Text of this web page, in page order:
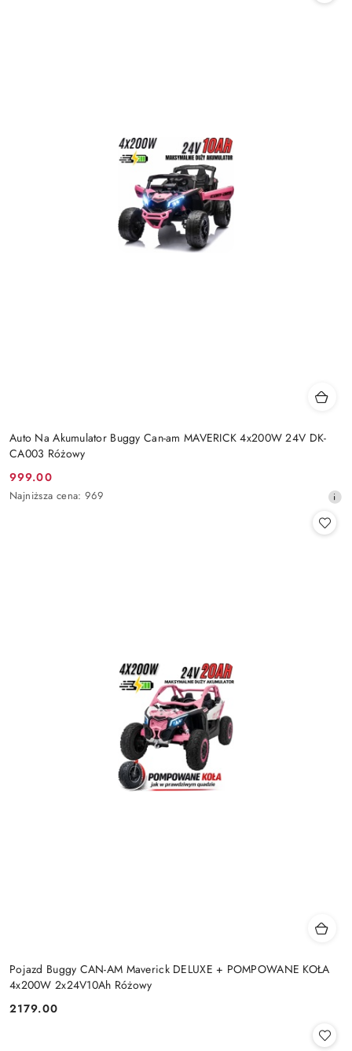
Auto Na Akumulator Buggy Can-am MAVERICK 4x200W 24V DK-
CA003 Różowy
Cena
promocyjna:
999.00
Najniższa
Najniższa cena: 969
Pojazd Buggy CAN-AM Maverick DELUXE + POMPOWANE KOŁA
4x200W 2x24V10Ah Różowy
Cena:
2179.00